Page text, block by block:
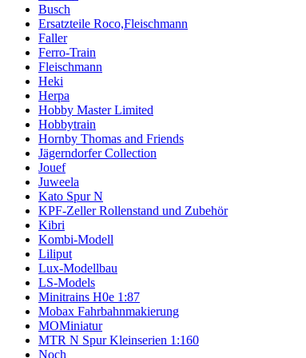
Busch
Ersatzteile Roco,Fleischmann
Faller
Ferro-Train
Fleischmann
Heki
Herpa
Hobby Master Limited
Hobbytrain
Hornby Thomas and Friends
Jägerndorfer Collection
Jouef
Juweela
Kato Spur N
KPF-Zeller Rollenstand und Zubehör
Kibri
Kombi-Modell
Liliput
Lux-Modellbau
LS-Models
Minitrains H0e 1:87
Mobax Fahrbahnmakierung
MOMiniatur
MTR N Spur Kleinserien 1:160
Noch